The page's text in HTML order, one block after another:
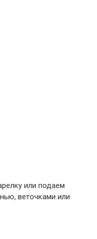
или подаем
веточками или